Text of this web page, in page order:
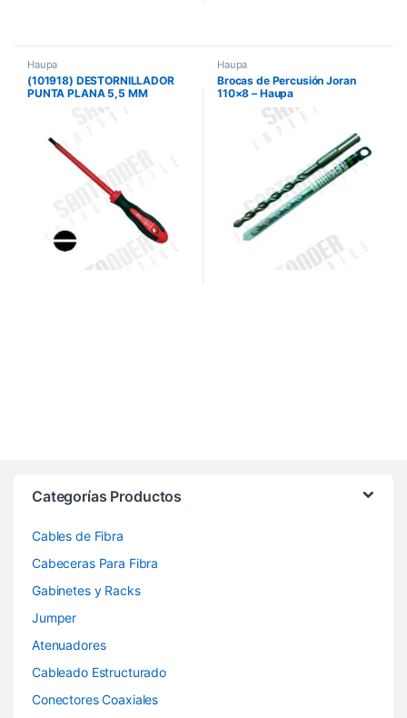
Haupa
(101918) DESTORNILLADOR
PUNTA PLANA 5,5 MM
Haupa
Brocas de Percusión Joran
110×8 – Haupa
Categorías Productos
Cables de Fibra
Cabeceras Para Fibra
Gabinetes y Racks
Jumper
Atenuadores
Cableado Estructurado
Conectores Coaxiales